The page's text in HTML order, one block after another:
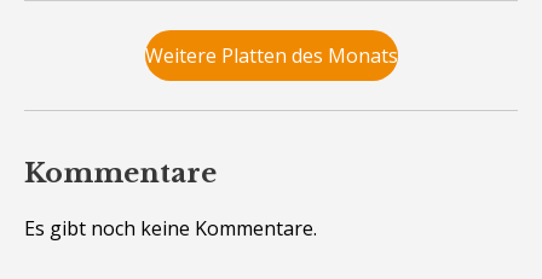
Weitere Platten des Monats
Kommentare
Es gibt noch keine Kommentare.